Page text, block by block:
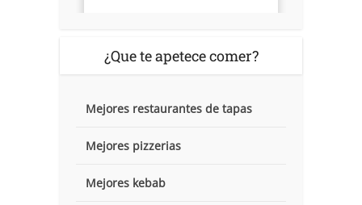
¿Que te apetece comer?
Mejores restaurantes de tapas
Mejores pizzerias
Mejores kebab